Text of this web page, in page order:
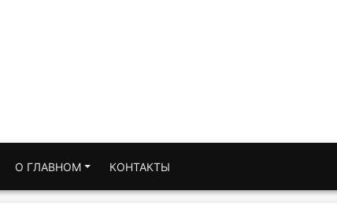
О ГЛАВНОМ КОНТАКТЫ